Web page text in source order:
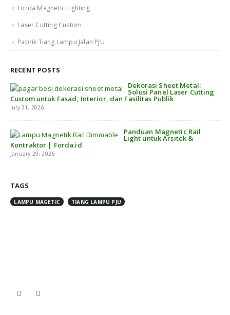
Forda Magnetic Lighting
Laser Cutting Custom
Pabrik Tiang Lampu Jalan PJU
RECENT POSTS
Dekorasi Sheet Metal:
Solusi Panel Laser Cutting
Custom untuk Fasad, Interior, dan Fasilitas Publik
July 31, 2026
Panduan Magnetic Rail
Light untuk Arsitek &
Kontraktor | Forda.id
January 29, 2026
TAGS
LAMPU MAGETIC TIANG LAMPU PJU